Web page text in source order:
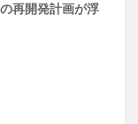
再開発計画が浮